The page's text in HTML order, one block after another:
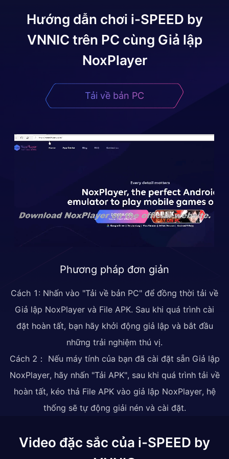
Hướng dẫn chơi i-SPEED by
VNNIC trên PC cùng Giả lập
NoxPlayer
Tải về bản PC
Phương pháp đơn giản
Cách 1: Nhấn vào "Tải về bản PC" để đồng thời tải về
Giả lập NoxPlayer và File APK. Sau khi quá trình cài
đặt hoàn tất, bạn hãy khởi động giả lập và bắt đầu
những trải nghiệm thú vị.
Cách 2： Nếu máy tính của bạn đã cài đặt sẵn Giả lập
NoxPlayer, hãy nhấn "Tải APK", sau khi quá trình tải về
hoàn tất, kéo thả File APK vào giả lập NoxPlayer, hệ
thống sẽ tự động giải nén và cài đặt.
Video đặc sắc của i-SPEED by